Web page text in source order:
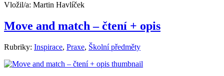
Vložil/a: Martin Havlíček
Move and match – čtení + opis
Rubriky: Inspirace, Praxe, Školní předměty